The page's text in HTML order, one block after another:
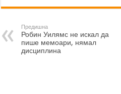
Предишна
Робин Уилямс не искал да
пише мемоари, нямал
дисциплина